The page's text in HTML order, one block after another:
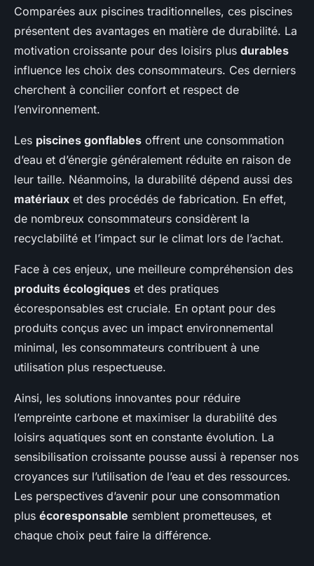
Comparées aux piscines traditionnelles, ces piscines
présentent des avantages en matière de durabilité. La
motivation croissante pour des loisirs plus durables
influence les choix des consommateurs. Ces derniers
cherchent à concilier confort et respect de
l’environnement.
Les piscines gonflables offrent une consommation
d’eau et d’énergie généralement réduite en raison de
leur taille. Néanmoins, la durabilité dépend aussi des
matériaux et des procédés de fabrication. En effet,
de nombreux consommateurs considèrent la
recyclabilité et l’impact sur le climat lors de l’achat.
Face à ces enjeux, une meilleure compréhension des
produits écologiques et des pratiques
écoresponsables est cruciale. En optant pour des
produits conçus avec un impact environnemental
minimal, les consommateurs contribuent à une
utilisation plus respectueuse.
Ainsi, les solutions innovantes pour réduire
l’empreinte carbone et maximiser la durabilité des
loisirs aquatiques sont en constante évolution. La
sensibilisation croissante pousse aussi à repenser nos
croyances sur l’utilisation de l’eau et des ressources.
Les perspectives d’avenir pour une consommation
plus écoresponsable semblent prometteuses, et
chaque choix peut faire la différence.